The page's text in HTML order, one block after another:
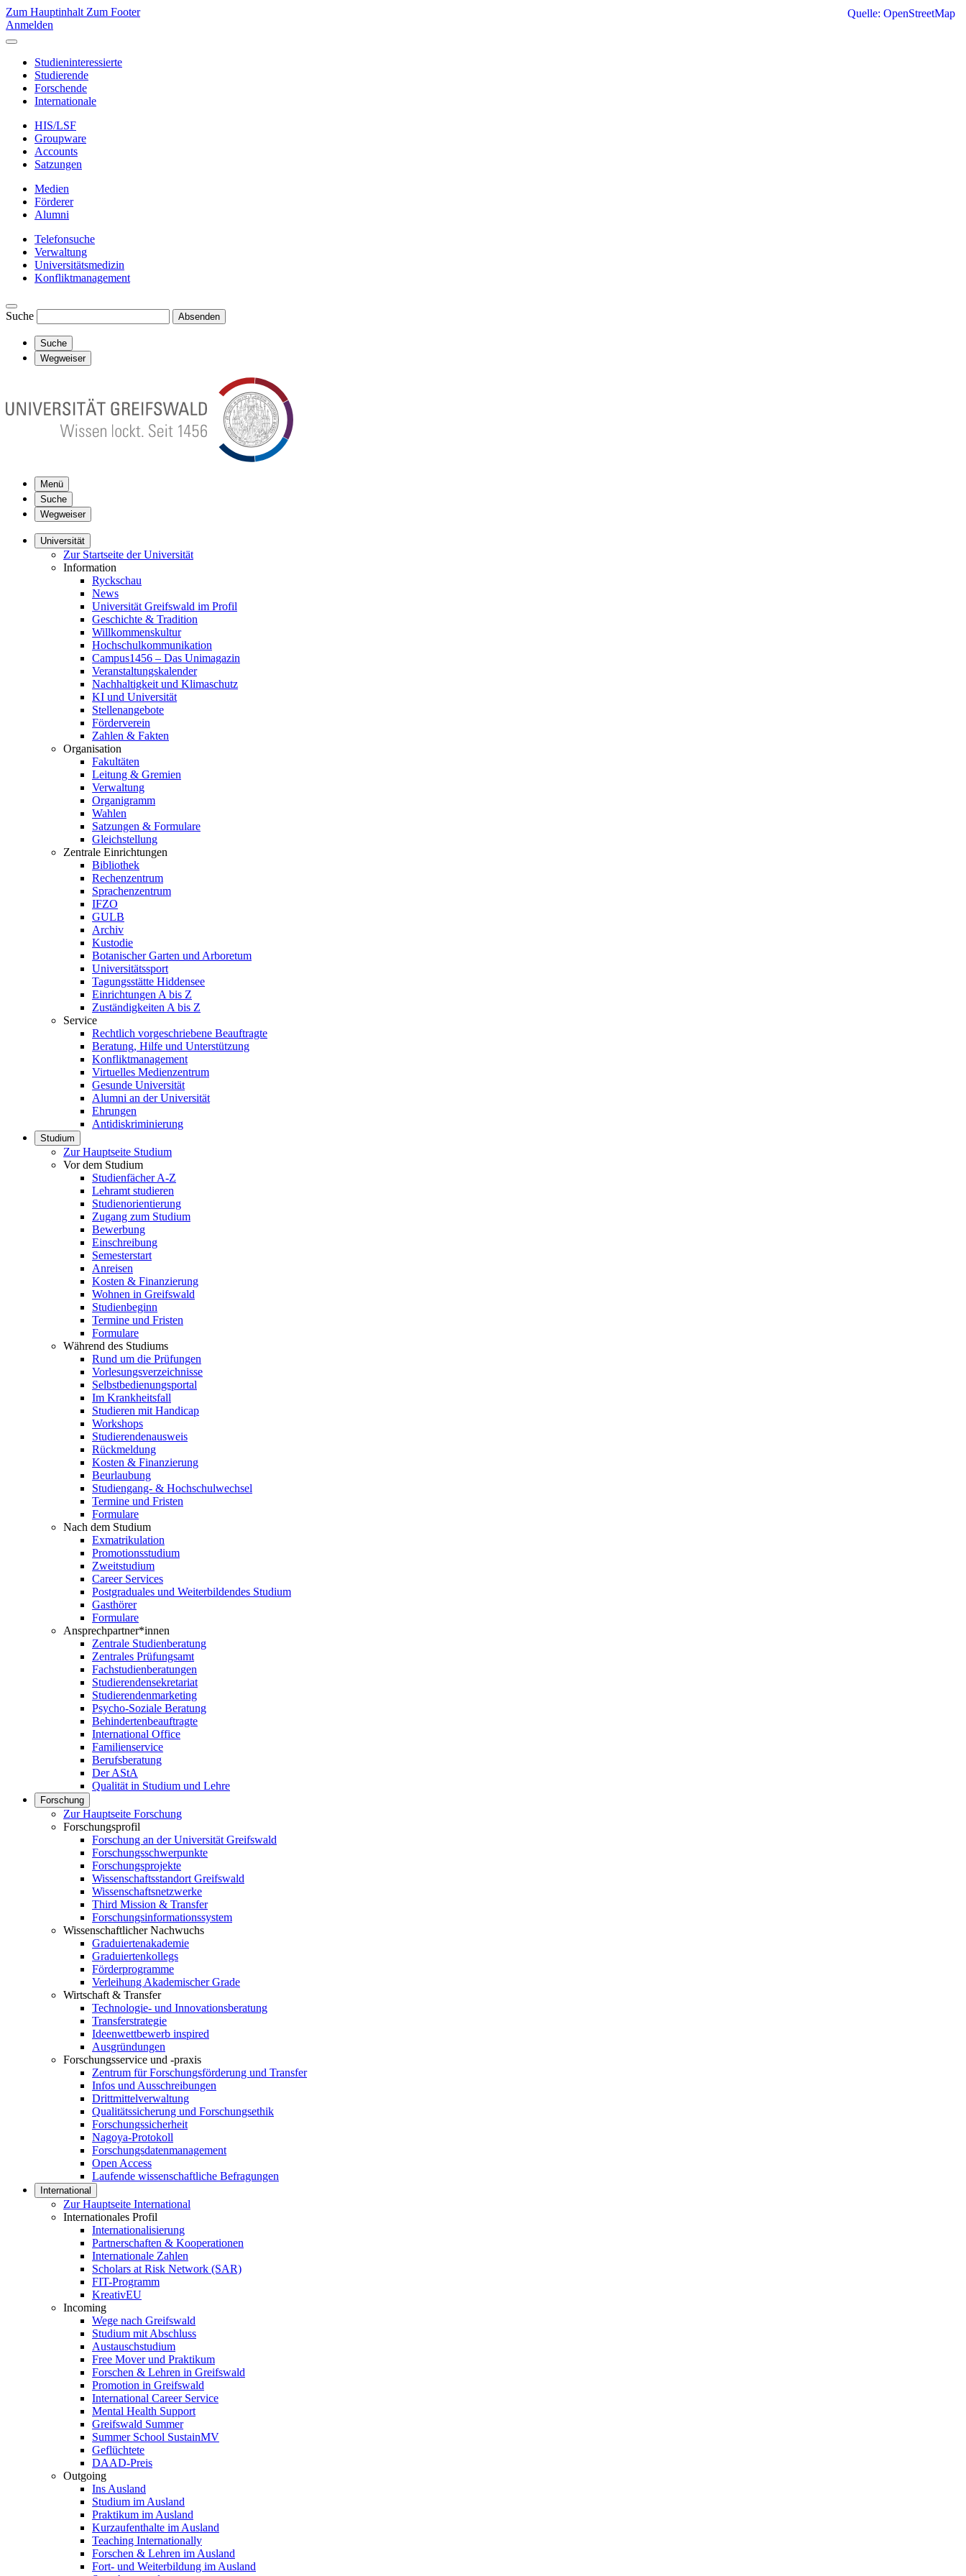
Zum Hauptinhalt Zum Footer
Anmelden
Studieninteressierte
Studierende
Forschende
Internationale
HIS/LSF
Groupware
Accounts
Satzungen
Medien
Förderer
Alumni
Telefonsuche
Verwaltung
Universitätsmedizin
Konfliktmanagement
Suche Absenden
Suche
Wegweiser
Menü
Suche
Wegweiser
Universität
Zur Startseite der Universität
Information
Ryckschau
News
Universität Greifswald im Profil
Geschichte & Tradition
Willkommenskultur
Hochschulkommunikation
Campus1456 – Das Unimagazin
Veranstaltungskalender
Nachhaltigkeit und Klimaschutz
KI und Universität
Stellenangebote
Förderverein
Zahlen & Fakten
Organisation
Fakultäten
Leitung & Gremien
Verwaltung
Organigramm
Wahlen
Satzungen & Formulare
Gleichstellung
Zentrale Einrichtungen
Bibliothek
Rechenzentrum
Sprachenzentrum
IFZO
GULB
Archiv
Kustodie
Botanischer Garten und Arboretum
Universitätssport
Tagungsstätte Hiddensee
Einrichtungen A bis Z
Zuständigkeiten A bis Z
Service
Rechtlich vorgeschriebene Beauftragte
Beratung, Hilfe und Unterstützung
Konfliktmanagement
Virtuelles Medienzentrum
Gesunde Universität
Alumni an der Universität
Ehrungen
Antidiskriminierung
Studium
Zur Hauptseite Studium
Vor dem Studium
Studienfächer A-Z
Lehramt studieren
Studienorientierung
Zugang zum Studium
Bewerbung
Einschreibung
Semesterstart
Anreisen
Kosten & Finanzierung
Wohnen in Greifswald
Studienbeginn
Termine und Fristen
Formulare
Während des Studiums
Rund um die Prüfungen
Vorlesungsverzeichnisse
Selbstbedienungsportal
Im Krankheitsfall
Studieren mit Handicap
Workshops
Studierendenausweis
Rückmeldung
Kosten & Finanzierung
Beurlaubung
Studiengang- & Hochschulwechsel
Termine und Fristen
Formulare
Nach dem Studium
Exmatrikulation
Promotionsstudium
Zweitstudium
Career Services
Postgraduales und Weiterbildendes Studium
Gasthörer
Formulare
Ansprechpartner*innen
Zentrale Studienberatung
Zentrales Prüfungsamt
Fachstudienberatungen
Studierendensekretariat
Studierendenmarketing
Psycho-Soziale Beratung
Behindertenbeauftragte
International Office
Familienservice
Berufsberatung
Der AStA
Qualität in Studium und Lehre
Forschung
Zur Hauptseite Forschung
Forschungsprofil
Forschung an der Universität Greifswald
Forschungsschwerpunkte
Forschungsprojekte
Wissenschaftsstandort Greifswald
Wissenschaftsnetzwerke
Third Mission & Transfer
Forschungsinformationssystem
Wissenschaftlicher Nachwuchs
Graduiertenakademie
Graduiertenkollegs
Förderprogramme
Verleihung Akademischer Grade
Wirtschaft & Transfer
Technologie- und Innovationsberatung
Transferstrategie
Ideenwettbewerb inspired
Ausgründungen
Forschungsservice und -praxis
Zentrum für Forschungsförderung und Transfer
Infos und Ausschreibungen
Drittmittelverwaltung
Qualitätssicherung und Forschungsethik
Forschungssicherheit
Nagoya-Protokoll
Forschungsdatenmanagement
Open Access
Laufende wissenschaftliche Befragungen
International
Zur Hauptseite International
Internationales Profil
Internationalisierung
Partnerschaften & Kooperationen
Internationale Zahlen
Scholars at Risk Network (SAR)
FIT-Programm
KreativEU
Incoming
Wege nach Greifswald
Studium mit Abschluss
Austauschstudium
Free Mover und Praktikum
Forschen & Lehren in Greifswald
Promotion in Greifswald
International Career Service
Mental Health Support
Greifswald Summer
Summer School SustainMV
Geflüchtete
DAAD-Preis
Outgoing
Ins Ausland
Studium im Ausland
Praktikum im Ausland
Kurzaufenthalte im Ausland
Teaching Internationally
Forschen & Lehren im Ausland
Fort- und Weiterbildung im Ausland
Quelle: OpenStreetMap